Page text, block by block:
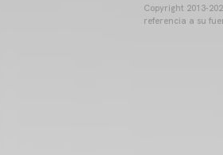
Copyright 2013-
referencia a su